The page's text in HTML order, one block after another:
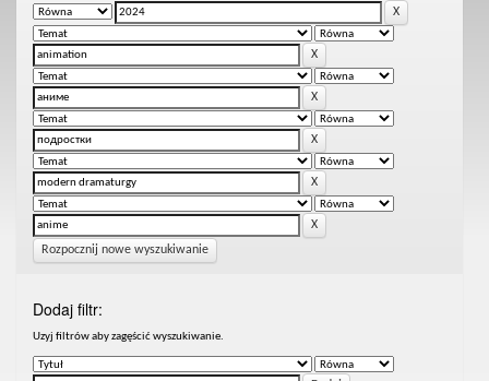
Rozpocznij nowe wyszukiwanie
Dodaj filtr:
Uzyj filtrów aby zagęścić wyszukiwanie.